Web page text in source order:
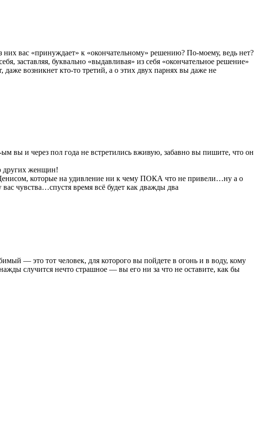
вас «принуждает» к «окончательному» решению? По-моему, ведь нет?
заставляя, буквально «выдавливая» из себя «окончательное решение»
возникнет кто-то третий, а о этих двух парнях вы даже не
вы и через пол года не встретились вживую, забавно вы пишите, что он
других женщин!
которые на удивление ни к чему ПОКА что не привели…ну а о
чувства…спустя время всё будет как дважды два
— это тот человек, для которого вы пойдете в огонь и в воду, кому
случится нечто страшное — вы его ни за что не оставите, как бы